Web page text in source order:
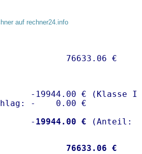
auf rechner24.info
-19944.00 € (Klasse I)
-    0.00 €
- 19944.00 €
76633.06 €